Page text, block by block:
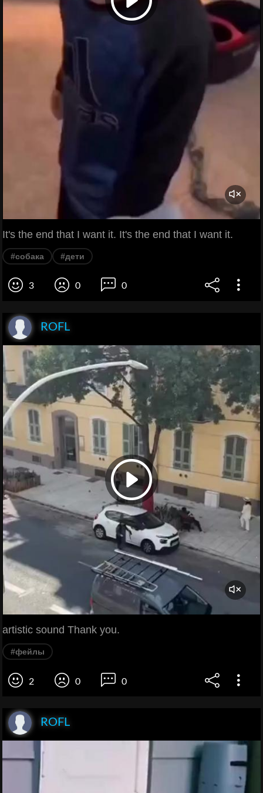
It's the end that I want it. It's the end that I want it.
#собака #дети
3 0 0
ROFL
artistic sound Thank you.
#фейлы
2 0 0
ROFL